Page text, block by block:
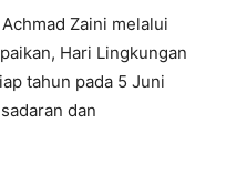
Zaini melalui
Hari Lingkungan
tahun pada 5 Juni
dan